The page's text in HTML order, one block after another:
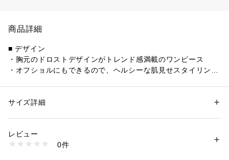
商品詳細
■ デザイン
・胸元のドロストデザインがトレンド感満載のワンピース
・オフショルにもできるので、ヘルシーな肌見せスタイリング
華やかなアイテムです
・足元はパンプスでレディライクにまとめるのが◎
・首周りが広く開くアイテムなので、ネックレスやチョーカー
性別：レディース
素材：ポリエステル100%
商品番号：
0851090070 （ショップ）
サイズ詳細
レビュー
0件